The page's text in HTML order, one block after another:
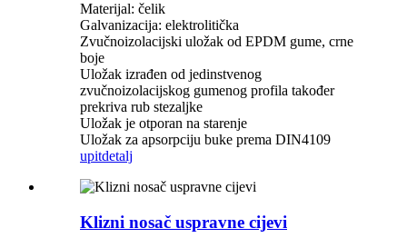
Materijal: čelik
Galvanizacija: elektrolitička
Zvučnoizolacijski uložak od EPDM gume, crne
boje
Uložak izrađen od jedinstvenog
zvučnoizolacijskog gumenog profila također
prekriva rub stezaljke
Uložak je otporan na starenje
Uložak za apsorpciju buke prema DIN4109
upitdetalj
Klizni nosač uspravne cijevi